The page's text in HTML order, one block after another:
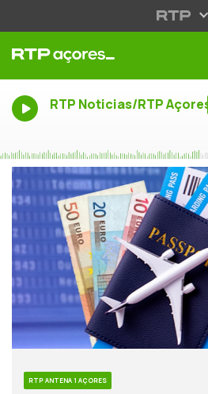
RTP Noticias/RTP Açores
RTP ANTENA 1 AÇORES